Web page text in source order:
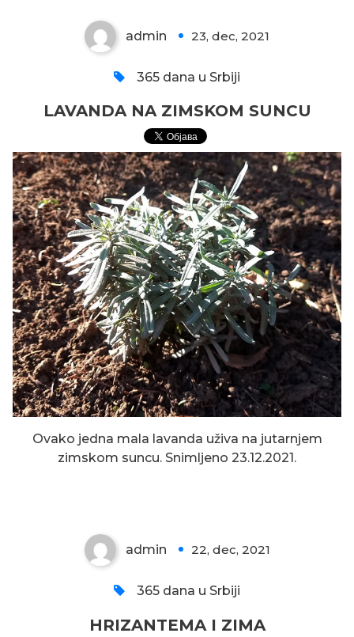
admin 23, dec, 2021
365 dana u Srbiji
LAVANDA NA ZIMSKOM SUNCU
Ovako jedna mala lavanda uživa na jutarnjem
zimskom suncu. Snimljeno 23.12.2021.
admin 22, dec, 2021
365 dana u Srbiji
HRIZANTEMA I ZIMA